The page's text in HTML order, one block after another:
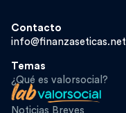
Contacto
info@finanzaseticas.net
Temas
¿Qué es valorsocial?
Noticias Breves